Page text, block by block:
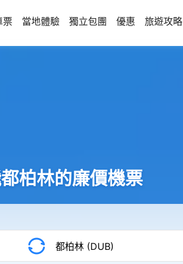
票 當地體驗 獨立包團 優惠 旅遊攻略
柏林的廉價機票